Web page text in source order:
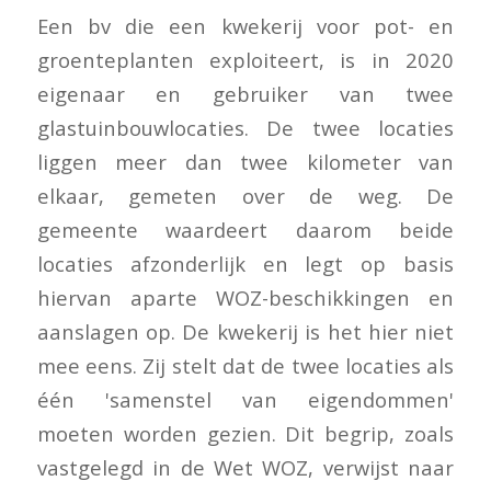
Een bv die een kwekerij voor pot- en
groenteplanten exploiteert, is in 2020
eigenaar en gebruiker van twee
glastuinbouwlocaties. De twee locaties
liggen meer dan twee kilometer van
elkaar, gemeten over de weg. De
gemeente waardeert daarom beide
locaties afzonderlijk en legt op basis
hiervan aparte WOZ-beschikkingen en
aanslagen op. De kwekerij is het hier niet
mee eens. Zij stelt dat de twee locaties als
één 'samenstel van eigendommen'
moeten worden gezien. Dit begrip, zoals
vastgelegd in de Wet WOZ, verwijst naar